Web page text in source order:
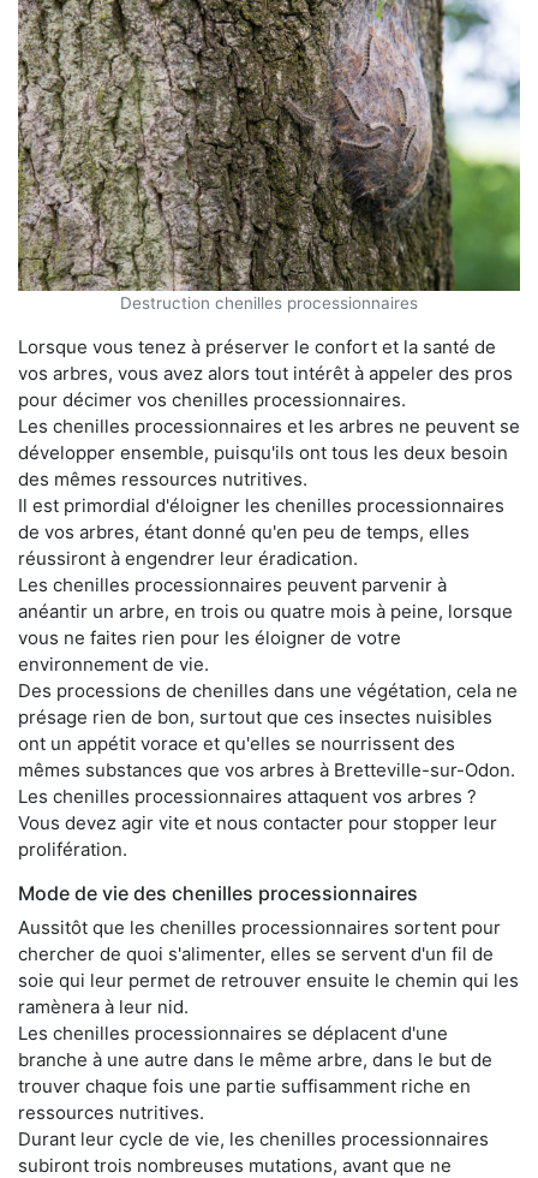
Destruction chenilles processionnaires
Lorsque vous tenez à préserver le confort et la santé de
vos arbres, vous avez alors tout intérêt à appeler des pros
pour décimer vos chenilles processionnaires.
Les chenilles processionnaires et les arbres ne peuvent se
développer ensemble, puisqu'ils ont tous les deux besoin
des mêmes ressources nutritives.
Il est primordial d'éloigner les chenilles processionnaires
de vos arbres, étant donné qu'en peu de temps, elles
réussiront à engendrer leur éradication.
Les chenilles processionnaires peuvent parvenir à
anéantir un arbre, en trois ou quatre mois à peine, lorsque
vous ne faites rien pour les éloigner de votre
environnement de vie.
Des processions de chenilles dans une végétation, cela ne
présage rien de bon, surtout que ces insectes nuisibles
ont un appétit vorace et qu'elles se nourrissent des
mêmes substances que vos arbres à Bretteville-sur-Odon.
Les chenilles processionnaires attaquent vos arbres ?
Vous devez agir vite et nous contacter pour stopper leur
prolifération.
Mode de vie des chenilles processionnaires
Aussitôt que les chenilles processionnaires sortent pour
chercher de quoi s'alimenter, elles se servent d'un fil de
soie qui leur permet de retrouver ensuite le chemin qui les
ramènera à leur nid.
Les chenilles processionnaires se déplacent d'une
branche à une autre dans le même arbre, dans le but de
trouver chaque fois une partie suffisamment riche en
ressources nutritives.
Durant leur cycle de vie, les chenilles processionnaires
subiront trois nombreuses mutations, avant que ne